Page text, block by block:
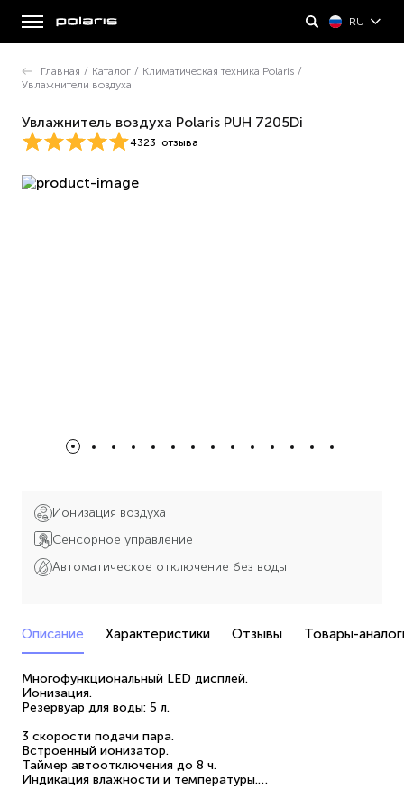
RU
Главная / Каталог / Климатическая техника Polaris /
Увлажнители воздуха
Увлажнитель воздуха Polaris PUH 7205Di
4323 отзыва
Ионизация воздуха
Сенсорное управление
Автоматическое отключение без воды
Описание Характеристики Отзывы Товары-
Многофункциональный LED дисплей.
Ионизация.
Резервуар для воды: 5 л.
3 скорости подачи пара.
Встроенный ионизатор.
Таймер автоотключения до 8 ч.
Индикация влажности и температуры.